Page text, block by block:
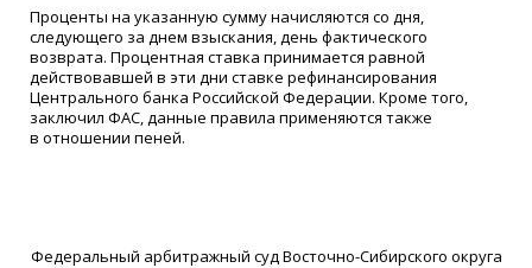
Проценты на указанную сумму начисляются со дня,
следующего за днем взыскания, день фактического
возврата. Процентная ставка принимается равной
действовавшей в эти дни ставке рефинансирования
Центрального банка Российской Федерации. Кроме того,
заключил ФАС, данные правила применяются также
в отношении пеней.
Федеральный арбитражный суд Восточно-Сибирского округа